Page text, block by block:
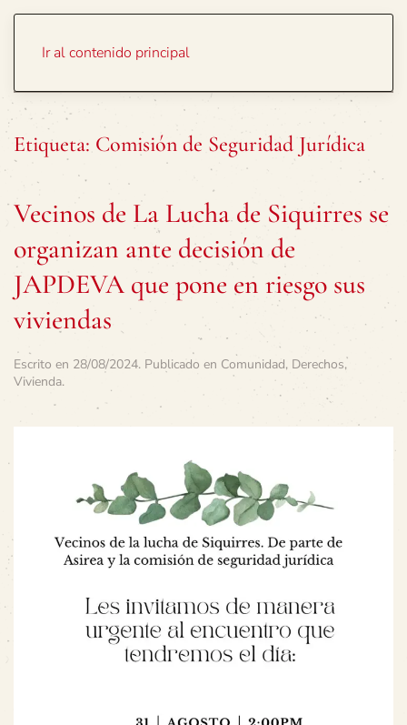
Ir al contenido principal
Etiqueta: Comisión de Seguridad Jurídica
Vecinos de La Lucha de Siquirres se
organizan ante decisión de
JAPDEVA que pone en riesgo sus
viviendas
Escrito en 28/08/2024. Publicado en Comunidad, Derechos,
Vivienda.